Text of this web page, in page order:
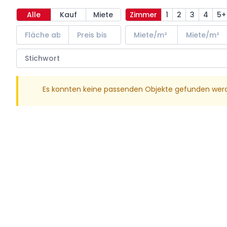
Alle Kauf Miete Zimmer 1 2 3 4 5+
Es konnten keine passenden Objekte gefunden